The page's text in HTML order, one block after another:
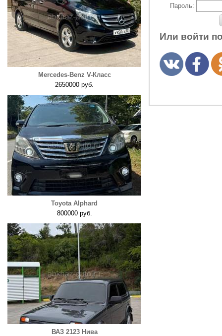
Mercedes-Benz V-Класс
2650000 руб.
Toyota Alphard
800000 руб.
ВАЗ 2123 Нива
Пароль:
Или войти